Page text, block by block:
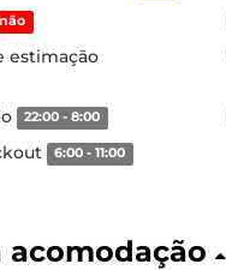
não
estimação
22:00 - 8:00
6:00 - 11:00